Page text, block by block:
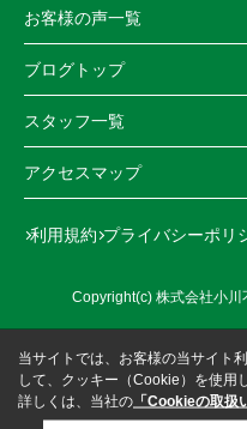
お客様の声一覧
ブログトップ
スタッフ一覧
アクセスマップ
利用規約 プライバシーポリ
Copyright(c) 株式会社小
当サイトでは、お客様の当サイト
して、クッキー（Cookie）を使用
詳しくは、当社の 「Cookieの取扱